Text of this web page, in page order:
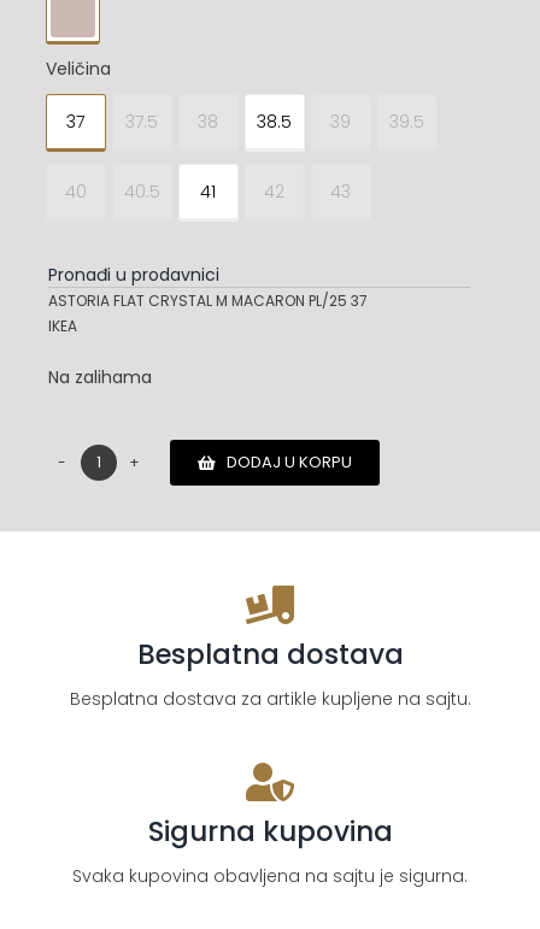
Veličina
37 37.5 38 38.5 39 39.5
40 40.5 41 42 43
Pronađi u prodavnici
ASTORIA FLAT CRYSTAL M MACARON PL/25 37
IKEA
Na zalihama
Jimmy
DODAJ U KORPU
Besplatna dostava
Besplatna dostava za artikle kupljene na sajtu.
Sigurna kupovina
Svaka kupovina obavljena na sajtu je sigurna.